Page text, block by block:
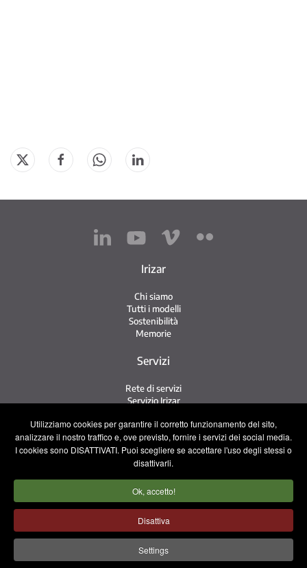
Utilizziamo cookies per garantire il corretto funzionamento del sito,
analizzare il nostro traffico e, ove previsto, fornire i servizi dei social media.
I cookies sono DISATTIVATI. Puoi scegliere se accettare l'uso degli stessi o
disattivarli.
Ok, accetto!
Disattiva
Settings
Irizar
Chi siamo
Tutti i modelli
Sostenibilità
Memorie
Servizi
Rete di servizi
Servizio Irizar
Usati
Contatto
Contatto
Lavora con noi
Squadra commerciale
Informativa sulla privacy